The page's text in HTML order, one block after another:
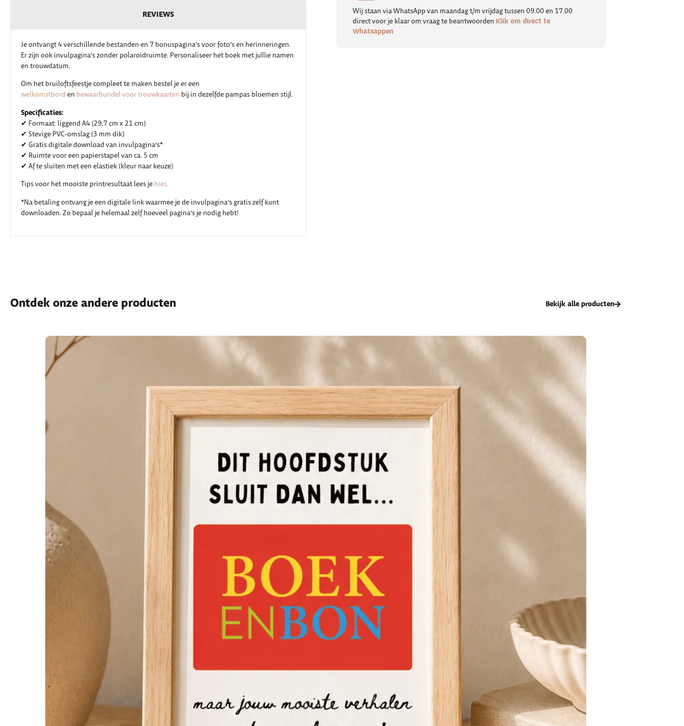
REVIEWS
Je ontvangt 4 verschillende bestanden en 7 bonuspagina’s voor foto’s en herinneringen.
Er zijn ook invulpagina’s zonder polaroidruimte. Personaliseer het boek met jullie namen
en trouwdatum.
Om het bruiloftsfeestje compleet te maken bestel je er een
welkomstbord en bewaarbundel voor trouwkaarten bij in dezelfde pampas bloemen stijl.
Specificaties:
✔ Formaat: liggend A4 (29,7 cm x 21 cm)
✔ Stevige PVC-omslag (3 mm dik)
✔ Gratis digitale download van invulpagina’s*
✔ Ruimte voor een papierstapel van ca. 5 cm
✔ Af te sluiten met een elastiek (kleur naar keuze)
Tips voor het mooiste printresultaat lees je hier.
*Na betaling ontvang je een digitale link waarmee je de invulpagina’s gratis zelf kunt
downloaden. Zo bepaal je helemaal zelf hoeveel pagina’s je nodig hebt!
Wij staan via WhatsApp van maandag t/m vrijdag tussen 09.00 en 17.00
direct voor je klaar om vraag te beantwoorden Klik om direct te
Whatsappen
Ontdek onze andere producten Bekijk alle producten